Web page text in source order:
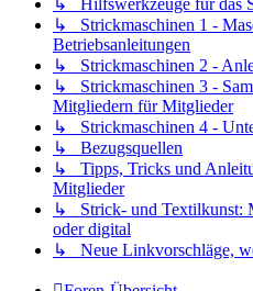
↳ Hilfswerkzeuge für das
↳ Strickmaschinen 1 -
Betriebsanleitungen
↳ Strickmaschinen 2 -
↳ Strickmaschinen 3 -
Mitgliedern für Mitglieder
↳ Strickmaschinen 4 -
↳ Bezugsquellen
↳ Tipps, Tricks und
Mitglieder
↳ Strick- und Textilkunst:
oder digital
↳ Neue Linkvorschläge,